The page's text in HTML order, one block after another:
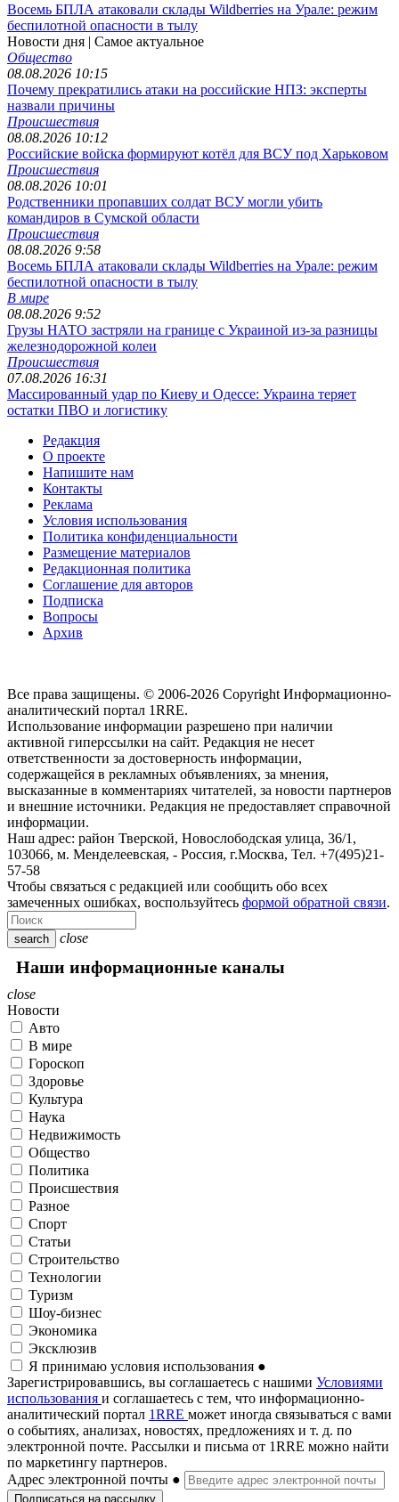
Восемь БПЛА атаковали склады Wildberries на Урале: режим
беспилотной опасности в тылу
Новости дня | Самое актуальное
Общество
08.08.2026 10:15
Почему прекратились атаки на российские НПЗ: эксперты
назвали причины
Происшествия
08.08.2026 10:12
Российские войска формируют котёл для ВСУ под Харьковом
Происшествия
08.08.2026 10:01
Родственники пропавших солдат ВСУ могли убить
командиров в Сумской области
Происшествия
08.08.2026 9:58
Восемь БПЛА атаковали склады Wildberries на Урале: режим
беспилотной опасности в тылу
В мире
08.08.2026 9:52
Грузы НАТО застряли на границе с Украиной из-за разницы
железнодорожной колеи
Происшествия
07.08.2026 16:31
Массированный удар по Киеву и Одессе: Украина теряет
остатки ПВО и логистику
Редакция
О проекте
Напишите нам
Контакты
Реклама
Условия использования
Политика конфиденциальности
Размещение материалов
Редакционная политика
Соглашение для авторов
Подписка
Вопросы
Архив
Все права защищены. © 2006-2026 Copyright Информационно-
аналитический портал 1RRE.
Использование информации разрешено при наличии
активной гиперссылки на сайт. Редакция не несет
ответственности за достоверность информации,
содержащейся в рекламных объявлениях, за мнения,
высказанные в комментариях читателей, за новости партнеров
и внешние источники. Редакция не предоставляет справочной
информации.
Наш адрес: район Тверской, Новослободская улица, 36/1 ,
103066, м. Менделеевская, - Россия, г.Москва, Тел. +7(495)21-
57-58
Чтобы связаться с редакцией или сообщить обо всех
замеченных ошибках, воспользуйтесь формой обратной связи.
search close
Наши информационные каналы
close
Новости
Авто
В мире
Гороскоп
Здоровье
Культура
Наука
Недвижимость
Общество
Политика
Происшествия
Разное
Спорт
Статьи
Строительство
Технологии
Туризм
Шоу-бизнес
Экономика
Эксклюзив
Я принимаю условия использования ●
Зарегистрировавшись, вы соглашаетесь с нашими Условиями
использования и соглашаетесь с тем, что информационно-
аналитический портал 1RRE может иногда связываться с вами
о событиях, анализах, новостях, предложениях и т. д. по
электронной почте. Рассылки и письма от 1RRE можно найти
по маркетингу партнеров.
Адрес электронной почты ●
Подписаться на рассылку